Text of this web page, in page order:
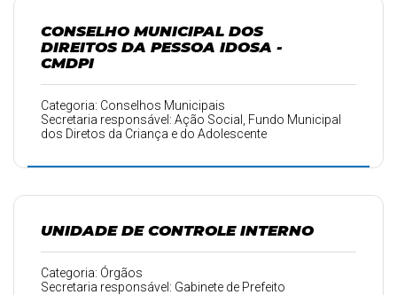
CONSELHO MUNICIPAL DOS
DIREITOS DA PESSOA IDOSA -
CMDPI
Categoria: Conselhos Municipais
Secretaria responsável: Ação Social, Fundo Municipal
dos Diretos da Criança e do Adolescente
UNIDADE DE CONTROLE INTERNO
Categoria: Órgãos
Secretaria responsável: Gabinete de Prefeito